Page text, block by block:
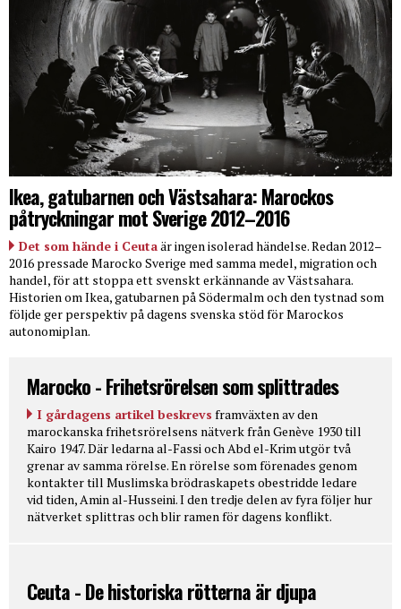
Ikea, gatubarnen och Västsahara: Marockos
påtryckningar mot Sverige 2012–2016
Det som hände i Ceutaär ingen isolerad händelse. Redan 2012–
2016 pressade Marocko Sverige med samma medel, migration och
handel, för att stoppa ett svenskt erkännande av Västsahara.
Historien om Ikea, gatubarnen på Södermalm och den tystnad som
följde ger perspektiv på dagens svenska stöd för Marockos
autonomiplan.
Marocko - Frihetsrörelsen som splittrades
I gårdagens artikel beskrevs framväxten av den
marockanska frihetsrörelsens nätverk från Genève 1930 till
Kairo 1947. Där ledarna al-Fassi och Abd el-Krim utgör två
grenar av samma rörelse. En rörelse som förenades genom
kontakter till Muslimska brödraskapets obestridde ledare
vid tiden, Amin al-Husseini. I den tredje delen av fyra följer hur
nätverket splittras och blir ramen för dagens konflikt.
Ceuta - De historiska rötterna är djupa